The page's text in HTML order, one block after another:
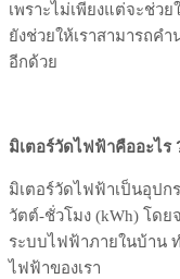
เพราะไม่เพียงแต่จะช่ว
ยังช่วยให้เราสามารถค
อีกด้วย
มิเตอร์วัดไฟฟ้าคืออะไร
มิเตอร์วัดไฟฟ้าเป็นอุป
วัตต์-ชั่วโมง (kWh) โด
ระบบไฟฟ้าภายในบ้าน
ไฟฟ้าของเรา